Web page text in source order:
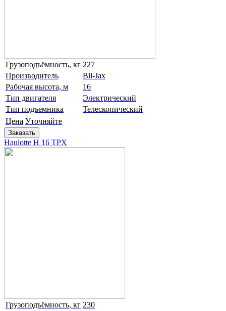
Грузоподъёмность, кг 227
Производитель
Bil-Jax
Рабочая высота, м
16
Тип двигателя
Электрический
Тип подъемника
Телескопический
Цена Уточняйте
Заказать
Haulotte H 16 TPX
Грузоподъёмность, кг 230